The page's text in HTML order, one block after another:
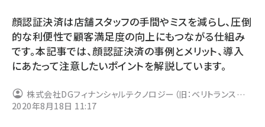
ai (2811)
youtube (2439)
note (2315)
セミナー (2308)
z世代 (1623)
顔認証決済は店舗スタッフの手間やミスを減らし、圧倒
的な利便性で顧客満足度の向上にもつながる仕組み
です。本記事では、顔認証決済の事例とメリット、導入
にあたって注意したいポイントを解説しています。
株式会社DGフィナンシャルテクノロジー（旧：ベリトランス株
式会社）
2020年8月18日 11:17